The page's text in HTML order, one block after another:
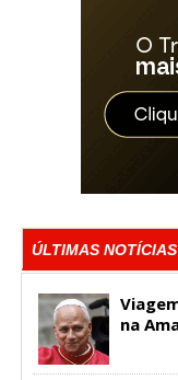
ÚLTIMAS NOTÍCIAS
na